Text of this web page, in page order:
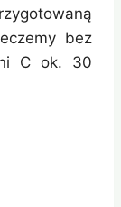
bez
C ok. 30